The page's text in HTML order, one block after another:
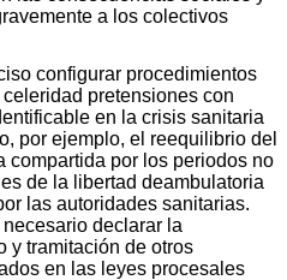
a los colectivos
configurar procedimientos
pretensiones con
en la crisis sanitaria
por ejemplo, el reequilibrio del
compartida por los periodos no
de la libertad deambulatoria
las autoridades sanitarias.
declarar la
y tramitación de otros
en las leyes procesales